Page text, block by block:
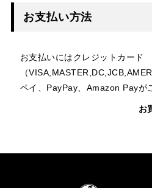
お支払い方法
お支払いにはクレジットカード
（
ペイ、PayPay、Amazon Payが
お